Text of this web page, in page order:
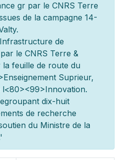
gr par le CNRS Terre
de la campagne 14-
de
le CNRS Terre &
feuille de route du
Suprieur,
l<80><99>Innovation.
dix-huit
de recherche
du Ministre de la